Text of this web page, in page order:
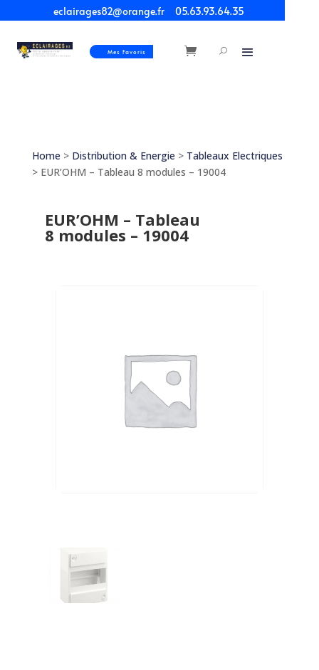
eclairages82@orange.fr 05.63.93.64.35
Mes Favoris
Home > Distribution & Energie > Tableaux Electriques
> EUR’OHM – Tableau 8 modules – 19004
EUR’OHM – Tableau
8 modules – 19004